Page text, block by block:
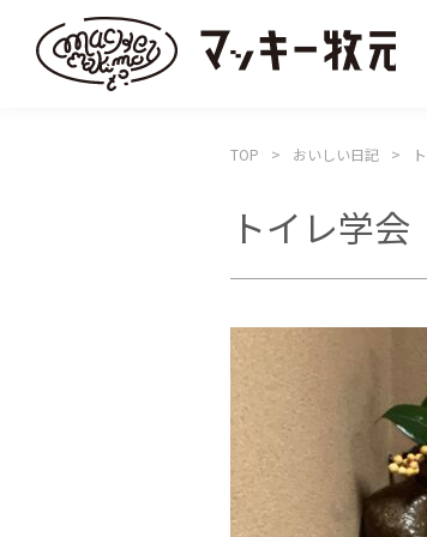
TOP おいしい日記
トイレ学